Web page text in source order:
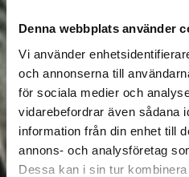
Denna webbplats använder
Vi använder
och annonserna till
för sociala medier och
vidarebefordrar även sådana
information från din enhet till
annons- och analysföretag
Dessa kan i sin tur
Filter